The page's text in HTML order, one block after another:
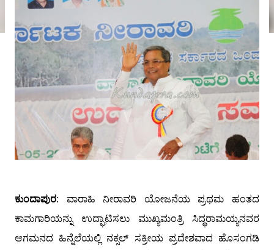
ಕುಂದಾಪುರ: ವಾರಾಹಿ ನೀರಾವರಿ ಯೋಜನೆಯ ಪ್ರಥಮ ಹಂತದ
ಕಾಮಗಾರಿಯನ್ನು ಉದ್ಘಾಟಿಸಲು ಮುಖ್ಯಮಂತ್ರಿ ಸಿದ್ಧರಾಮಯ್ಯನವರ
ಆಗಮನದ ಹಿನ್ನೆಲೆಯಲ್ಲಿ ನಕ್ಸಲ್ ಸಕ್ರೀಯ ಪ್ರದೇಶವಾದ ಹೊಸಂಗಡಿ